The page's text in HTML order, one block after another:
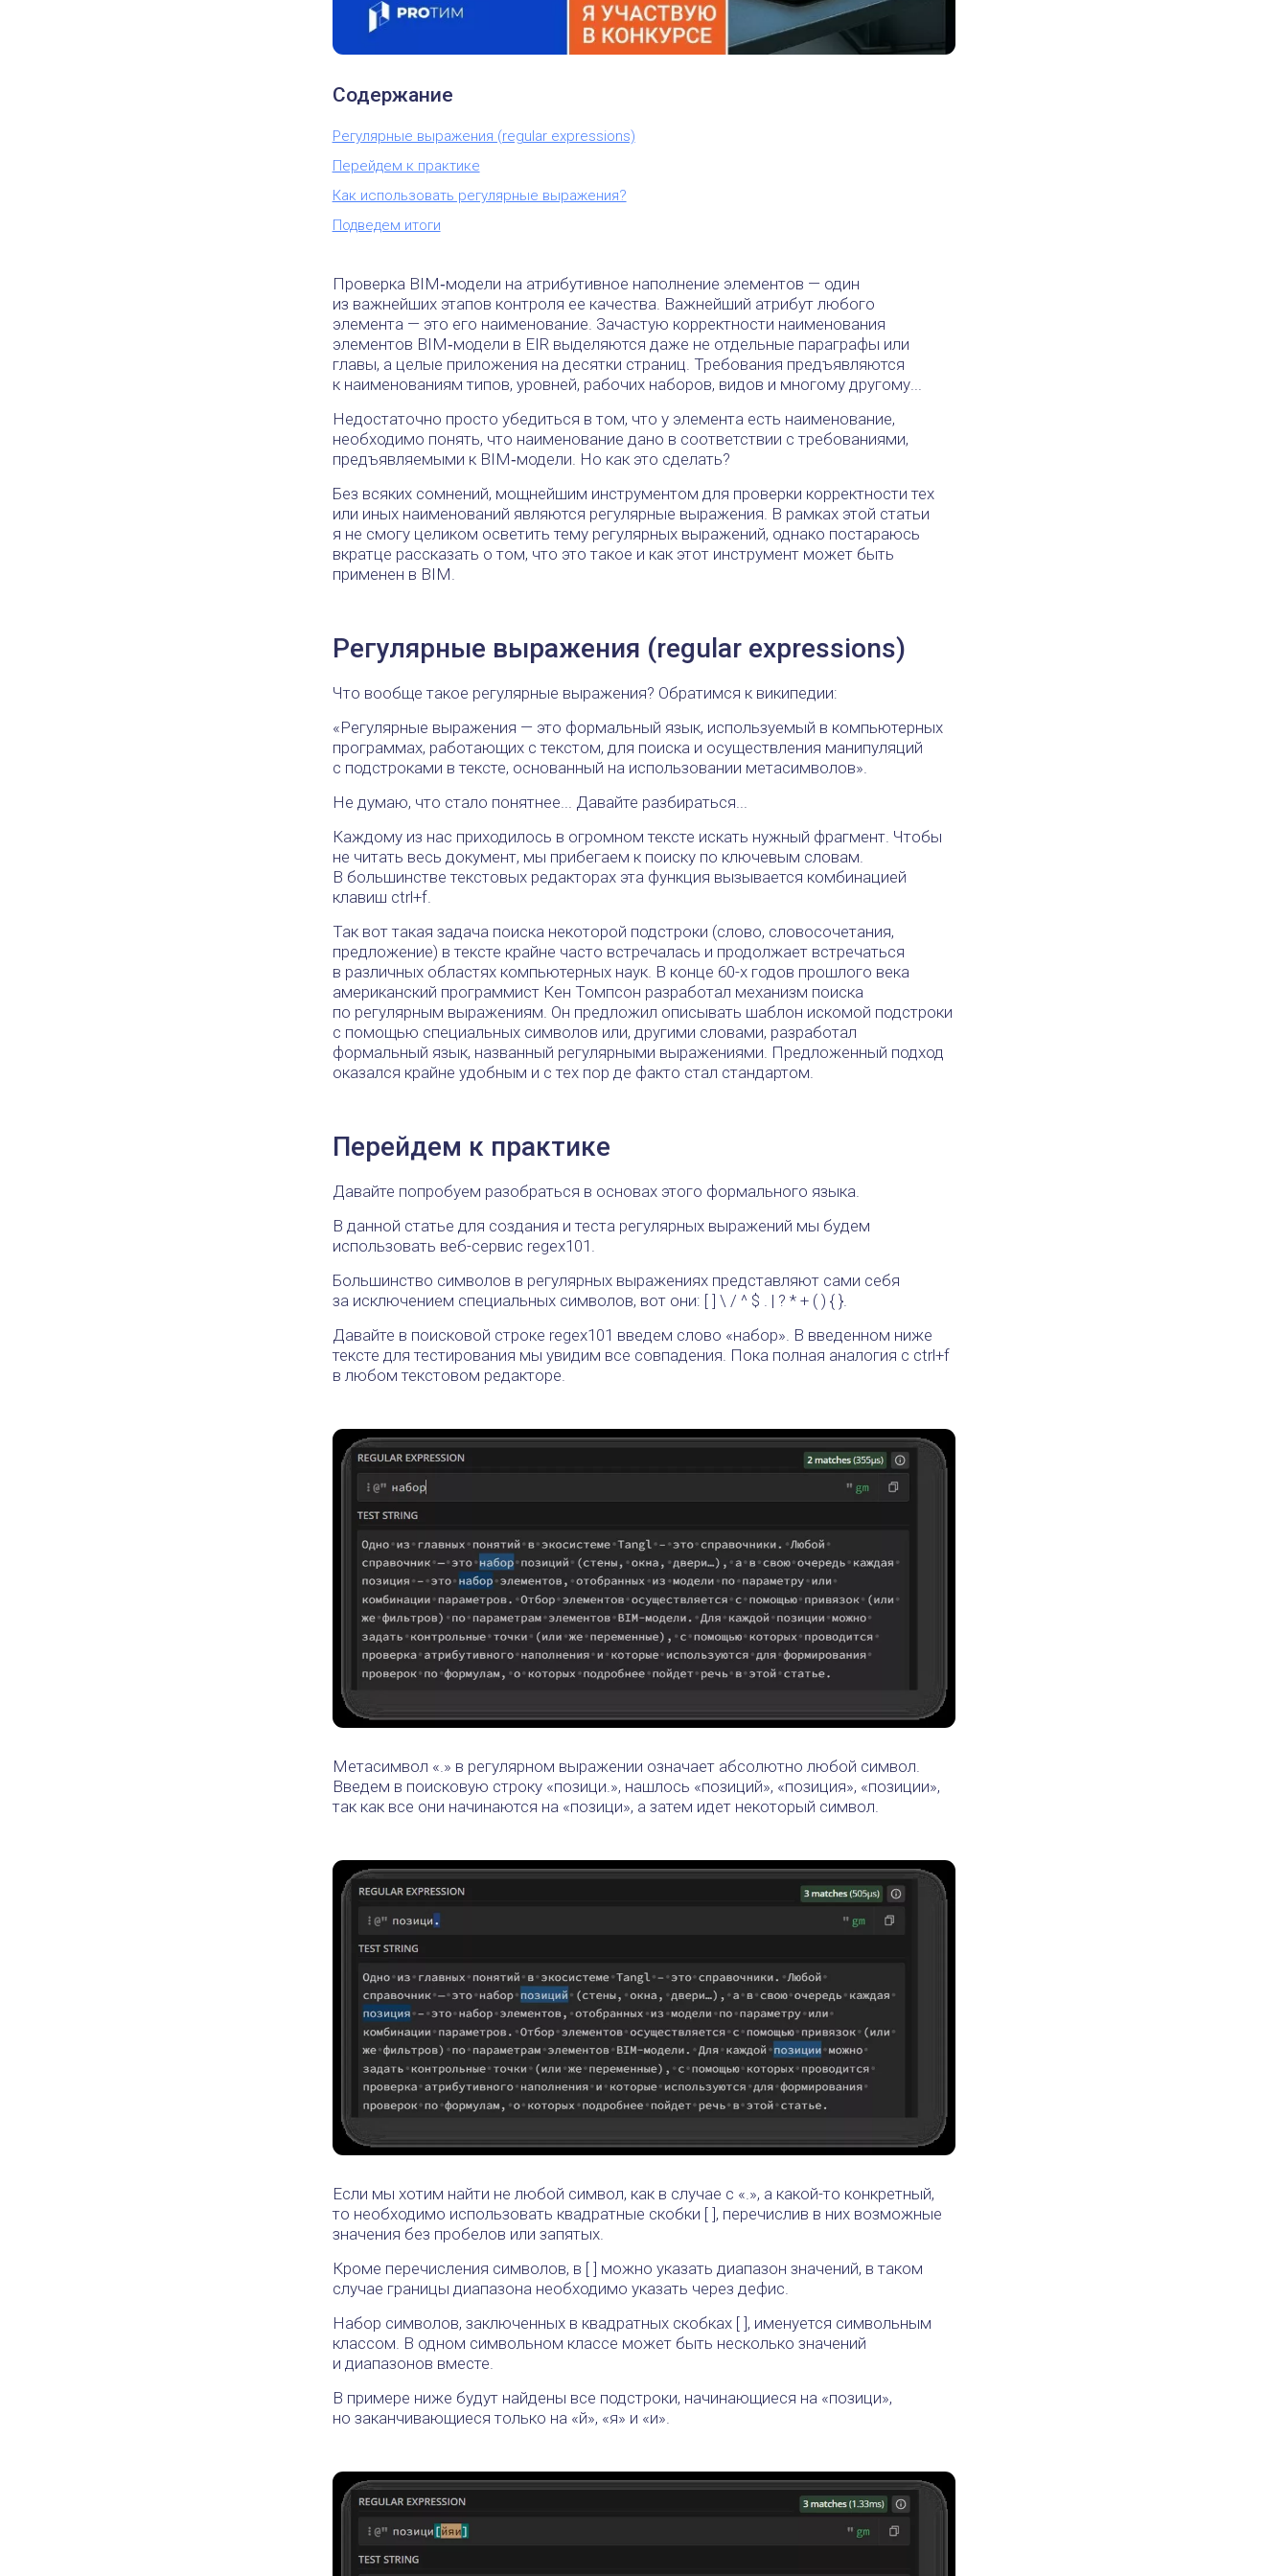
Содержание
Регулярные выражения (regular expressions)
Перейдем к практике
Как использовать регулярные выражения?
Подведем итоги
Проверка BIM‑модели на атрибутивное наполнение элементов — один
из важнейших этапов контроля ее качества. Важнейший атрибут любого
элемента — это его наименование. Зачастую корректности наименования
элементов BIM‑модели в EIR выделяются даже не отдельные параграфы или
главы, а целые приложения на десятки страниц. Требования предъявляются
к наименованиям типов, уровней, рабочих наборов, видов и многому другому...
Недостаточно просто убедиться в том, что у элемента есть наименование,
необходимо понять, что наименование дано в соответствии с требованиями,
предъявляемыми к BIM‑модели. Но как это сделать?
Без всяких сомнений, мощнейшим инструментом для проверки корректности тех
или иных наименований являются регулярные выражения. В рамках этой статьи
я не смогу целиком осветить тему регулярных выражений, однако постараюсь
вкратце рассказать о том, что это такое и как этот инструмент может быть
применен в BIM.
Регулярные выражения (regular expressions)
Что вообще такое регулярные выражения? Обратимся к википедии:
«Регулярные выражения — это формальный язык, используемый в компьютерных
программах, работающих с текстом, для поиска и осуществления манипуляций
с подстроками в тексте, основанный на использовании метасимволов».
Не думаю, что стало понятнее... Давайте разбираться...
Каждому из нас приходилось в огромном тексте искать нужный фрагмент. Чтобы
не читать весь документ, мы прибегаем к поиску по ключевым словам.
В большинстве текстовых редакторах эта функция вызывается комбинацией
клавиш ctrl+f.
Так вот такая задача поиска некоторой подстроки (слово, словосочетания,
предложение) в тексте крайне часто встречалась и продолжает встречаться
в различных областях компьютерных наук. В конце 60-х годов прошлого века
американский программист Кен Томпсон разработал механизм поиска
по регулярным выражениям. Он предложил описывать шаблон искомой подстроки
с помощью специальных символов или, другими словами, разработал
формальный язык, названный регулярными выражениями. Предложенный подход
оказался крайне удобным и с тех пор де факто стал стандартом.
Перейдем к практике
Давайте попробуем разобраться в основах этого формального языка.
В данной статье для создания и теста регулярных выражений мы будем
использовать веб-сервис regex101.
Большинство символов в регулярных выражениях представляют сами себя
за исключением специальных символов, вот они: [ ] \ / ^ $ . | ? * + ( ) { }.
Давайте в поисковой строке regex101 введем слово «набор». В введенном ниже
тексте для тестирования мы увидим все совпадения. Пока полная аналогия с ctrl+f
в любом текстовом редакторе.
Метасимвол «.» в регулярном выражении означает абсолютно любой символ.
Введем в поисковую строку «позици.», нашлось «позиций», «позиция», «позиции»,
так как все они начинаются на «позици», а затем идет некоторый символ.
Если мы хотим найти не любой символ, как в случае с «.», а какой-то конкретный,
то необходимо использовать квадратные скобки [ ], перечислив в них возможные
значения без пробелов или запятых.
Кроме перечисления символов, в [ ] можно указать диапазон значений, в таком
случае границы диапазона необходимо указать через дефис.
Набор символов, заключенных в квадратных скобках [ ], именуется символьным
классом. В одном символьном классе может быть несколько значений
и диапазонов вместе.
В примере ниже будут найдены все подстроки, начинающиеся на «позици»,
но заканчивающиеся только на «й», «я» и «и».